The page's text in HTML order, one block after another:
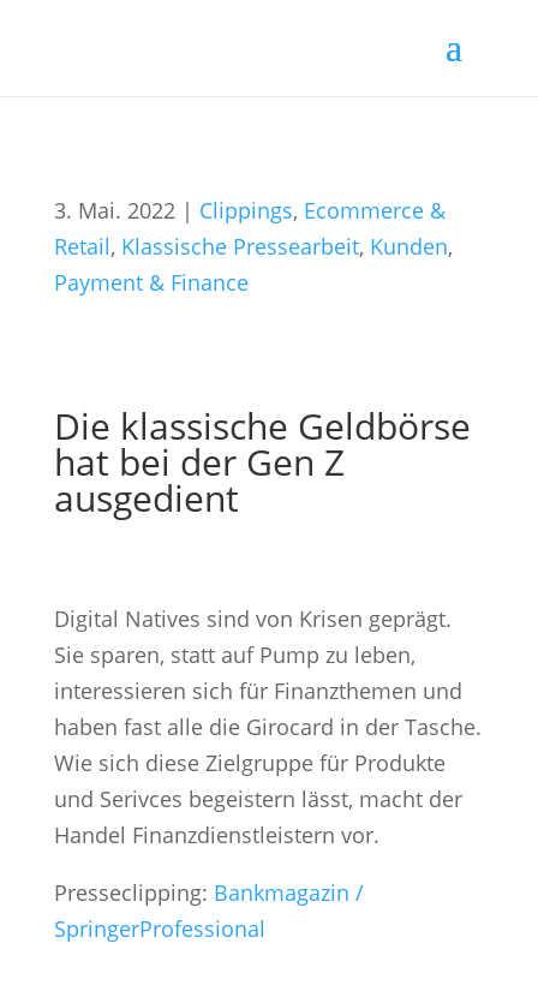
3. Mai. 2022| Clippings, Ecommerce &
Retail, Klassische Pressearbeit, Kunden,
Payment & Finance
Die klassische Geldbörse
hat bei der Gen Z
ausgedient
Digital Natives sind von Krisen geprägt.
Sie sparen, statt auf Pump zu leben,
interessieren sich für Finanzthemen und
haben fast alle die Girocard in der Tasche.
Wie sich diese Zielgruppe für Produkte
und Serivces begeistern lässt, macht der
Handel Finanzdienstleistern vor.
Presseclipping: Bankmagazin /
SpringerProfessional